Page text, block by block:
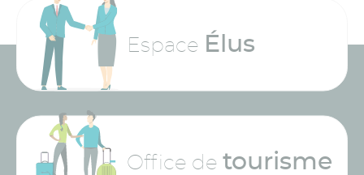
Espace Élus
Office de tourisme